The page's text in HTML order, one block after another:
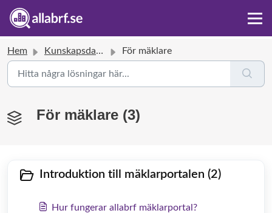
Hem Kunskapsdatabas För mäklare
För mäklare (3)
Introduktion till mäklarportalen (2)
Hur fungerar allabrf mäklarportal?